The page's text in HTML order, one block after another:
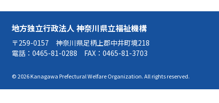
地方独立行政法人 神奈川県立福祉機構
〒259-0157 神奈川県足柄上郡中井町境218
電話： 0465-81-0288 FAX：0465-81-3703
© 2026 Kanagawa Prefectural Welfare Organization. All rights reserved.